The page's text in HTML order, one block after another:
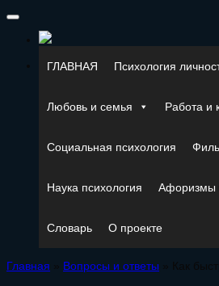
ГЛАВНАЯ Психология
Любовь и семья Работа и
Социальная психология
Наука психология Афоризмы
Словарь О проекте
Главная » Вопросы и ответы » Как